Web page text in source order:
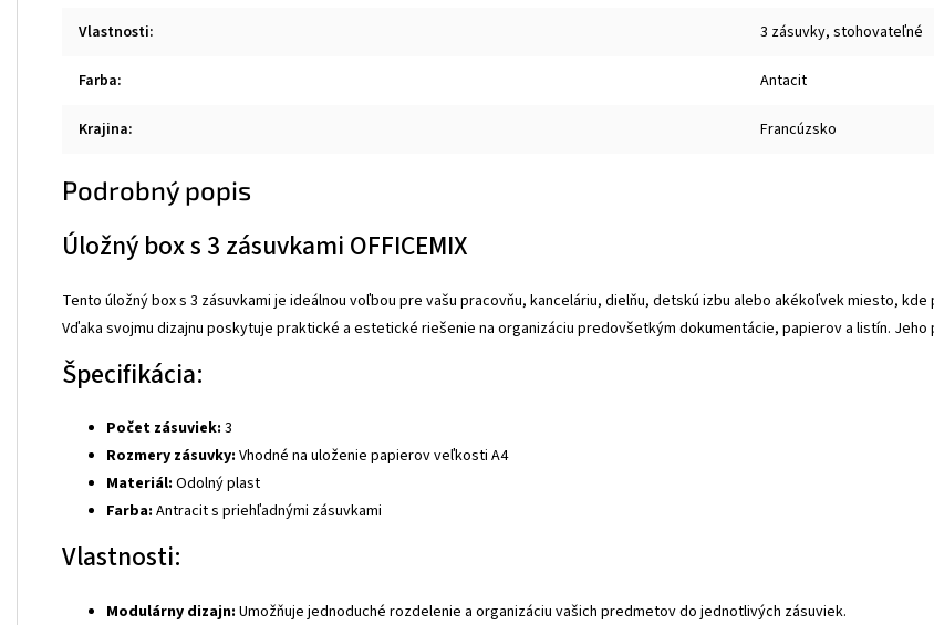
Vlastnosti: 3 zásuvky, stohovateľné
Farba: Antacit
Krajina: Francúzsko
Podrobný popis
Úložný box s 3 zásuvkami OFFICEMIX
Tento úložný box s 3 zásuvkami je ideálnou voľbou pre vašu pracovňu, kanceláriu, dielňu, detskú izbu alebo akékoľvek miesto,
Vďaka svojmu dizajnu poskytuje praktické a estetické riešenie na organizáciu predovšetkým dokumentácie, papierov a listín. Jeho
Špecifikácia:
Počet zásuviek: 3
Rozmery zásuvky: Vhodné na uloženie papierov veľkosti A4
Materiál: Odolný plast
Farba: Antracit s priehľadnými zásuvkami
Vlastnosti:
Modulárny dizajn: Umožňuje jednoduché rozdelenie a organizáciu vašich predmetov do jednotlivých zásuviek.